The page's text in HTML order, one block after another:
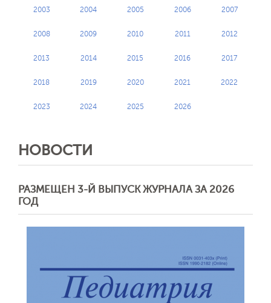
2003 2004 2005 2006 2007
2008 2009 2010 2011 2012
2013 2014 2015 2016 2017
2018 2019 2020 2021 2022
2023 2024 2025 2026
НОВОСТИ
РАЗМЕЩЕН 3-Й ВЫПУСК ЖУРНАЛА ЗА 2026
ГОД